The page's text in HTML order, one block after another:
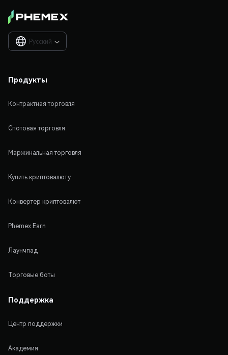
Русский 
Продукты
Контрактная торговля
Спотовая торговля
Маржинальная торговля
Купить криптовалюту
Конвертер криптовалют
Phemex Earn
Лаунчпад
Торговые боты
Поддержка
Центр поддержки
Академия